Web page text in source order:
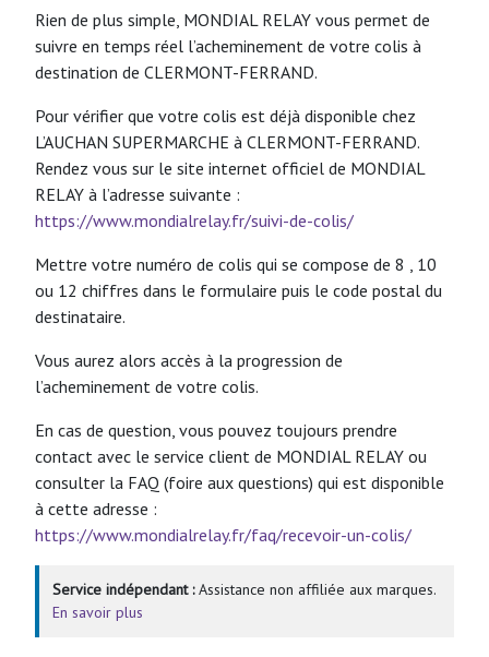
Rien de plus simple, MONDIAL RELAY vous permet de
suivre en temps réel l’acheminement de votre colis à
destination de CLERMONT-FERRAND.
Pour vérifier que votre colis est déjà disponible chez
L’AUCHAN SUPERMARCHE à CLERMONT-FERRAND.
Rendez vous sur le site internet officiel de MONDIAL
RELAY à l’adresse suivante :
https://www.mondialrelay.fr/suivi-de-colis/
Mettre votre numéro de colis qui se compose de 8 , 10
ou 12 chiffres dans le formulaire puis le code postal du
destinataire.
Vous aurez alors accès à la progression de
l’acheminement de votre colis.
En cas de question, vous pouvez toujours prendre
contact avec le service client de MONDIAL RELAY ou
consulter la FAQ (foire aux questions) qui est disponible
à cette adresse :
https://www.mondialrelay.fr/faq/recevoir-un-colis/
Service indépendant :Assistance non affiliée aux marques.
En savoir plus